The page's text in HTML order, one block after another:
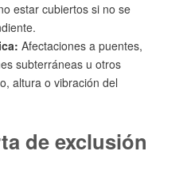
estar cubiertos si no se
Afectaciones a puentes,
subterráneas u otros
altura o vibración del
de exclusión